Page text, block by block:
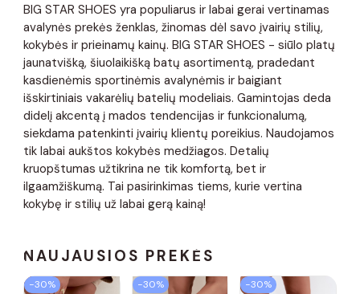
BIG STAR SHOES yra populiarus ir labai gerai vertinamas
avalynės prekės ženklas, žinomas dėl savo įvairių stilių,
kokybės ir prieinamų kainų. BIG STAR SHOES - siūlo platų
jaunatvišką, šiuolaikišką batų asortimentą, pradedant
kasdienėmis sportinėmis avalynėmis ir baigiant
išskirtiniais vakarėlių batelių modeliais. Gamintojas deda
didelį akcentą į mados tendencijas ir funkcionalumą,
siekdama patenkinti įvairių klientų poreikius. Naudojamos
tik labai aukštos kokybės medžiagos. Detalių
kruopštumas užtikrina ne tik komfortą, bet ir
ilgaamžiškumą. Tai pasirinkimas tiems, kurie vertina
kokybę ir stilių už labai gerą kainą!
NAUJAUSIOS PREKĖS
−30%
−30%
−30%